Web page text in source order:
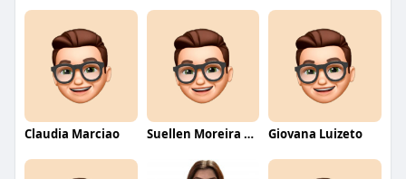
Claudia Marciao Suellen Moreira Parente de Oliveira Giovana Luizeto